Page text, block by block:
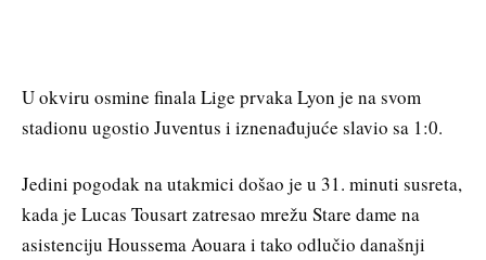
U okviru osmine finala Lige prvaka Lyon je na svom
stadionu ugostio Juventus i iznenađujuće slavio sa 1:0.
Jedini pogodak na utakmici došao je u 31. minuti susreta,
kada je Lucas Tousart zatresao mrežu Stare dame na
asistenciju Houssema Aouara i tako odlučio današnji